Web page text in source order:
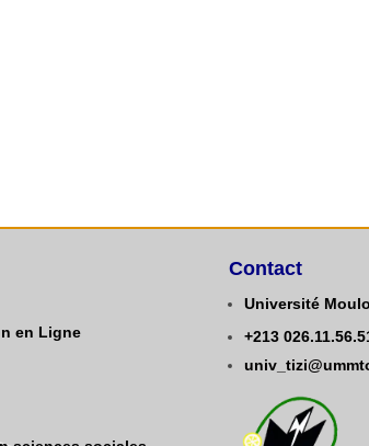
en Ligne
Contact
Université
+213 0